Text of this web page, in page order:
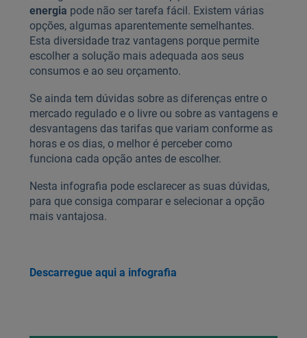
energia pode não ser tarefa fácil. Existem várias
opções, algumas aparentemente semelhantes.
Esta diversidade traz vantagens porque permite
escolher a solução mais adequada aos seus
consumos e ao seu orçamento.
Se ainda tem dúvidas sobre as diferenças entre o
mercado regulado e o livre ou sobre as vantagens e
desvantagens das tarifas que variam conforme as
horas e os dias, o melhor é perceber como
funciona cada opção antes de escolher.
Nesta infografia pode esclarecer as suas dúvidas,
para que consiga comparar e selecionar a opção
mais vantajosa.
Descarregue aqui a infografia